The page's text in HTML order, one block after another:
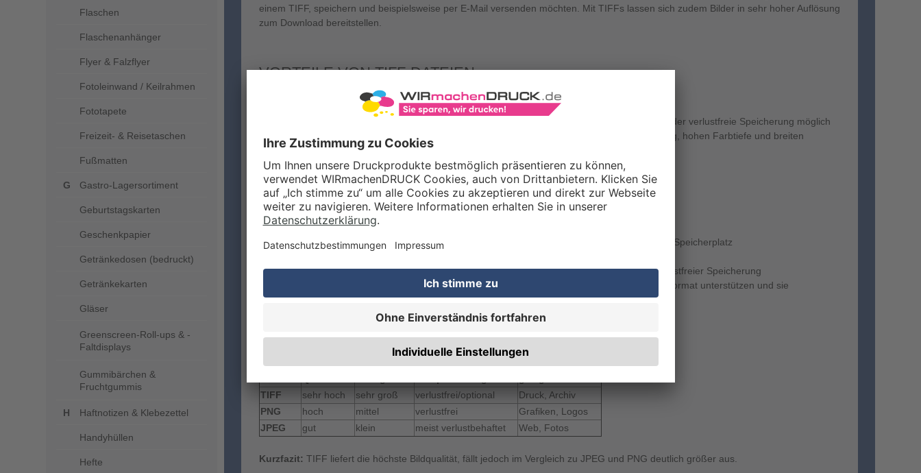
Flaschen
Flaschenanhänger
Flyer & Falzflyer
Fotoleinwand / Keilrahmen
Fototapete
Freizeit- & Reisetaschen
Fußmatten
Gastro-Lagersortiment
Geburtstagskarten
Geschenkpapier
Getränkedosen (bedruckt)
Getränkekarten
Gläser
Greenscreen-Roll-ups & -
Faltdisplays
Gummibärchen &
Fruchtgummis
Haftnotizen & Klebezettel
Handyhüllen
Hefte
einem TIFF, speichern und beispielsweise per E-Mail versenden möchten. Mit TIFFs lassen sich zudem Bilder in sehr hoher Auflösung
zum Download bereitstellen.
VORTEILE VON TIFF-DATEIEN
TIFFs haben eine hohe Bildqualität bei unkomprimierter oder verlustfreier Speicherung.
mehrfache Bearbeitung und Speicherung ohne Qualitätsverluste durch unkomprimierte oder verlustfreie Speicherung möglich
Format sehr gut für Druck geeignet, da die Möglichkeit der detailgetreuen Bildspeicherung, hohen Farbtiefe und breiten
Kompatibilität in der Druckvorstufe besteht
ideal für die Archivierung von Dateien
NACHTEILE VON TIFF-DATEIEN
große Dateigröße bei unkomprimierter oder verlustfreier Speicherung und viel benötigter Speicherplatz
langsame Ladezeiten durch große Dateigrößen aufgrund von unkomprimierter oder verlustfreier Speicherung
ungeeignet für Social Media, da die meisten Plattformen TIFF-Dateien nicht als Upload-Format unterstützen und sie
automatisch in andere Formate mit Qualitätsverlust umwandeln
TIFF, PNG UND JPEG – DER UNTERSCHIED
TIFF
sehr hoch sehr groß verlustfrei/optional
Druck, Archiv
PNG
hoch mittel verlustfrei
Grafiken, Logos
JPEG
gut klein meist verlustbehaftet Web, Fotos
Kurzfazit: TIFF liefert die höchste Bildqualität, fällt jedoch im Vergleich zu JPEG und PNG deutlich größer aus.